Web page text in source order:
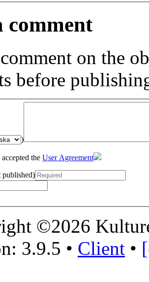
comment
on the
before
)
the User Agreement
published)
©2026
3.9.5 • Client •